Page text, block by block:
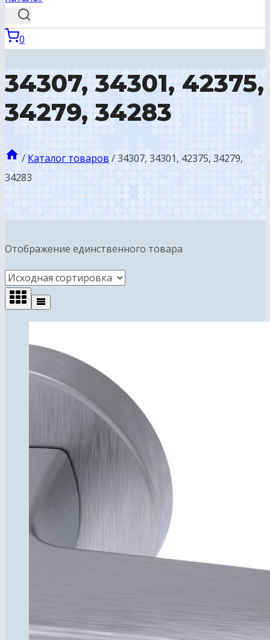
0
34307, 34301, 42375,
34279, 34283
/ Каталог товаров /34307, 34301, 42375, 34279,
34283
Отображение единственного товара